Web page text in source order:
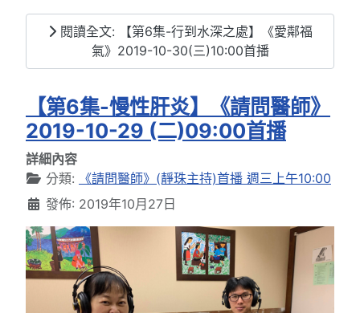
閱讀全文: 【第6集-行到水深之處】《愛鄰福
氣》2019-10-30(三)10:00首播
【第6集-慢性肝炎】《請問醫師》
2019-10-29 (二)09:00首播
詳細內容
分類:
《請問醫師》(靜珠主持)首播 週三上午10:00
發佈: 2019年10月27日